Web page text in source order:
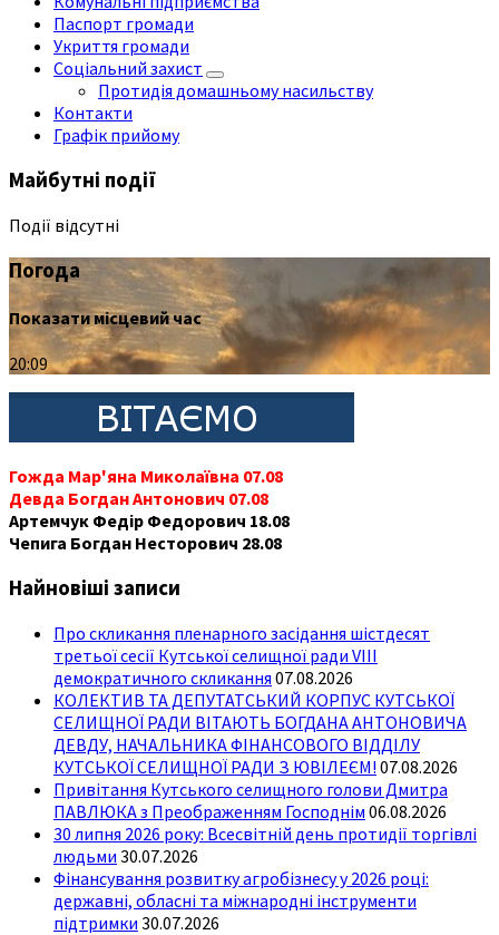
Паспорт громади
Укриття громади
Соціальний захист
Протидія домашньому насильству
Контакти
Графік прийому
Майбутні події
Події відсутні
Погода
Показати місцевий час
20:09
Гожда Мар'яна Миколаївна 07.08
Девда Богдан Антонович 07.08
Артемчук Федір Федорович 18.08
Чепига Богдан Несторович 28.08
Найновіші записи
Про скликання пленарного засідання шістдесят
третьої сесії Кутської селищної ради VIII
демократичного скликання 07.08.2026
КОЛЕКТИВ ТА ДЕПУТАТСЬКИЙ КОРПУС КУТСЬКОЇ
СЕЛИЩНОЇ РАДИ ВІТАЮТЬ БОГДАНА АНТОНОВИЧА
ДЕВДУ, НАЧАЛЬНИКА ФІНАНСОВОГО ВІДДІЛУ
КУТСЬКОЇ СЕЛИЩНОЇ РАДИ З ЮВІЛЕЄМ! 07.08.2026
Привітання Кутського селищного голови Дмитра
ПАВЛЮКА з Преображенням Господнім 06.08.2026
30 липня 2026 року: Всесвітній день протидії торгівлі
людьми 30.07.2026
Фінансування розвитку агробізнесу у 2026 році:
державні, обласні та міжнародні інструменти
підтримки 30.07.2026